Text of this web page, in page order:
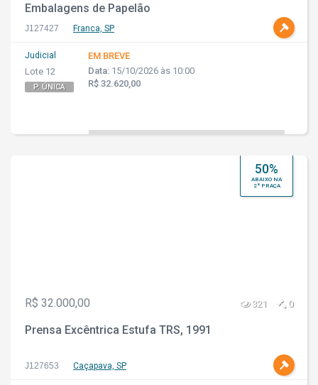
Embalagens de Papelão
J127427 Franca, SP
Judicial
Lote 12
P. ÚNICA
EM BREVE
Data: 15/10/2026 às 10:00
R$ 32.620,00
50%
ABAIXO NA
2ª PRAÇA
R$ 32.000,00 321 0
Prensa Excêntrica Estufa TRS, 1991
J127653 Caçapava, SP